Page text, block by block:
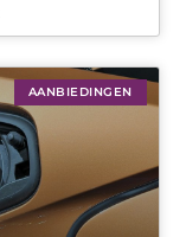
AANBIEDINGEN